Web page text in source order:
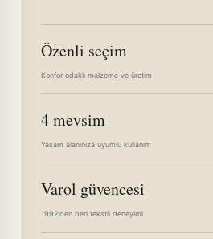
Özenli seçim
Konfor odaklı malzeme ve üretim
4 mevsim
Yaşam alanınıza uyumlu kullanım
Varol güvencesi
1992'den beri tekstil deneyimi